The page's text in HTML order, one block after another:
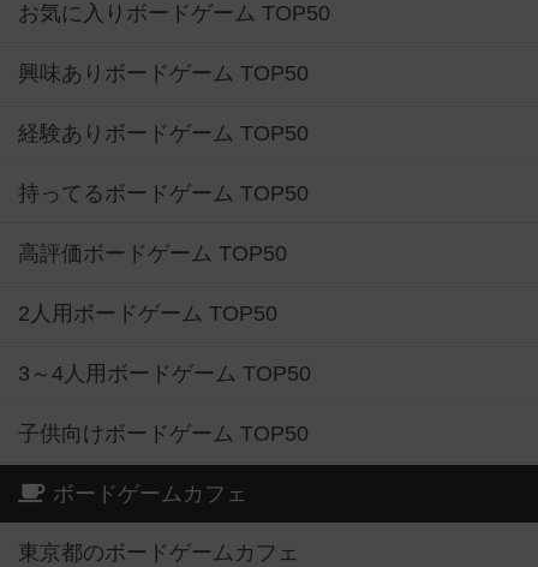
お気に入りボードゲーム TOP50
興味ありボードゲーム TOP50
経験ありボードゲーム TOP50
持ってるボードゲーム TOP50
高評価ボードゲーム TOP50
2人用ボードゲーム TOP50
3～4人用ボードゲーム TOP50
子供向けボードゲーム TOP50
ボードゲームカフェ
東京都のボードゲームカフェ